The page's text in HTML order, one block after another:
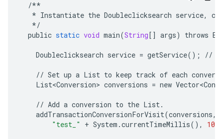
/**
* Instantiate the Doubleclicksearch service,
*/
public static void main(String[] args) throws
Doubleclicksearch service = getService(); //
// Set up a List to keep track of each
List<Conversion> conversions = new
// Add a conversion to the List.
addTransactionConversionForVisit(conversions,
"test_"
+ System .currentTimeMillis(),